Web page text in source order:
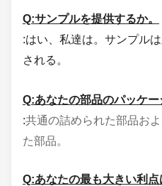
Q:サンプルを提供するか。
:はい、私達は。サンプル
される。
Q:あなたの部品のパッケー
:共通の詰められた部品お
た部品。
Q:あなたの最も大きい利点